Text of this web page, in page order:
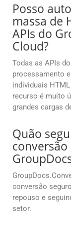
Posso
massa de
APIs do
Cloud?
Todas as APIs
processamento
individuais
recurso é muito
grandes cargas
Quão
conversão
conversão
repouso e
setor.